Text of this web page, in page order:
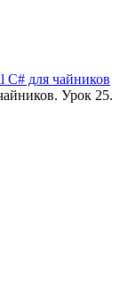
C# для чайников
Урок 25.